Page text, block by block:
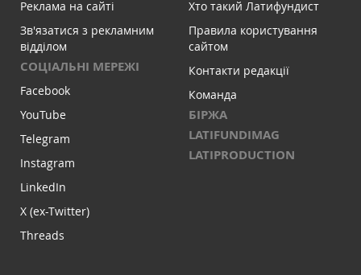
Реклама на сайті
Зв'язатися з рекламним
відділом
СОЦІАЛЬНІ МЕРЕЖІ
Facebook
YouTube
Telegram
Instagram
LinkedIn
X (ex-Twitter)
Threads
Хто такий Латифундист
Правила користування
сайтом
Контакти редакції
Команда
БІРЖА
LATIFUNDIMAG
LATIPRODUCTION